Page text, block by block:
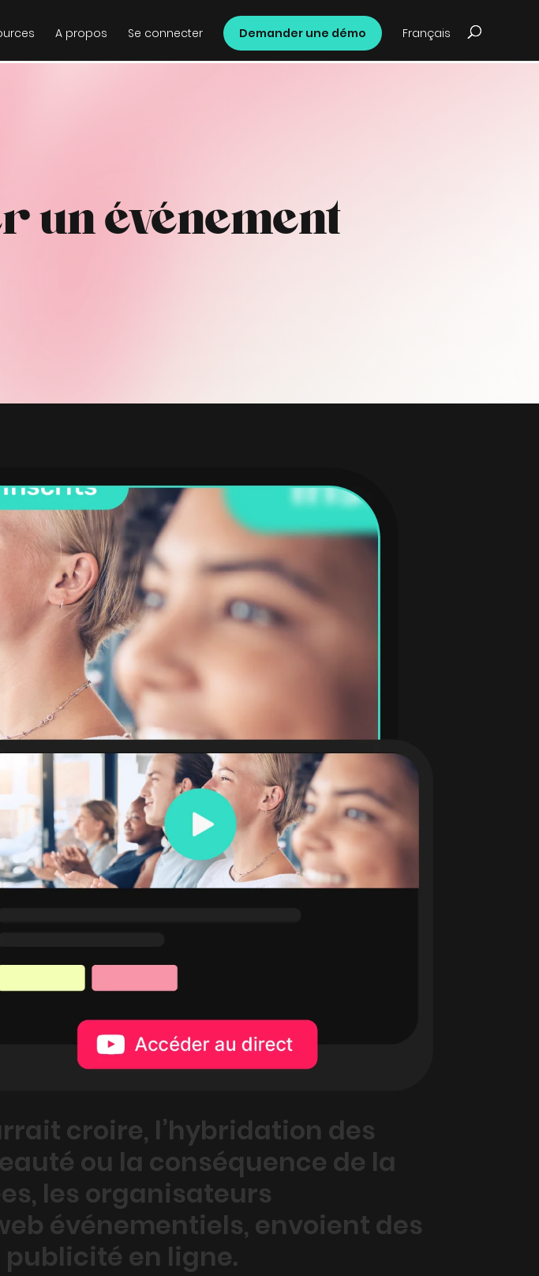
A propos Se connecter Demander une démo Français
un événement
croire, l’hybridation des
ou la conséquence de la
les organisateurs
événementiels, envoient des
en ligne.